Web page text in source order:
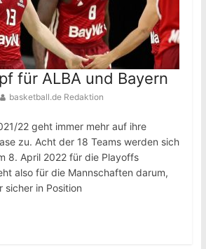
für ALBA und Bayern
basketball.de Redaktion
22 geht immer mehr auf ihre
zu. Acht der 18 Teams werden sich
8. April 2022 für die Playoffs
also für die Mannschaften darum,
sicher in Position